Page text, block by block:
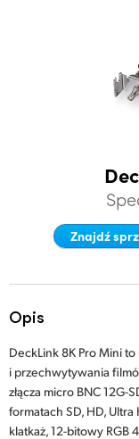
Finland
France
Italy
Japan
Znajdź
Opis
DeckLink 8K Pro Mini
i przechwytywania
złącza micro BNC 12G-
formatach SD, HD, Ultra
klatkaż, 12-bitowy RGB